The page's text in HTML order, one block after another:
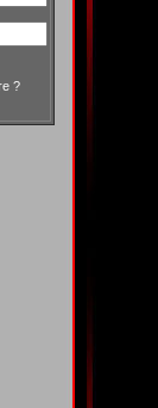
?